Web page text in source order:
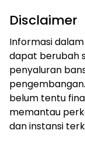
Disclaimer
Informasi
dapat berubah
penyaluran
belum tentu
memantau
dan instansi